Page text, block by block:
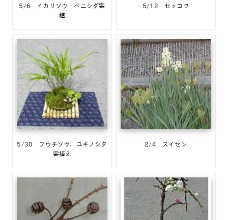
5/6 イカリソウ・ベニシダ寄
植
5/12 セッコク
5/30 フウチソウ、ユキノシタ
寄植え
2/4 スイセン